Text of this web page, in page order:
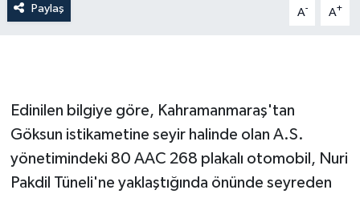
Paylaş A- A+
Edinilen bilgiye göre, Kahramanmaraş'tan
Göksun istikametine seyir halinde olan A.S.
yönetimindeki 80 AAC 268 plakalı otomobil, Nuri
Pakdil Tüneli'ne yaklaştığında önünde seyreden
MAGAZİN
MEDYA
SEÇİM 2011